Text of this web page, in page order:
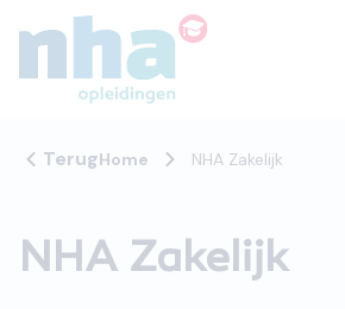
TerugHome NHA Zakelijk
NHA Zakelijk